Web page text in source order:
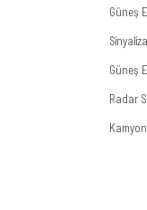
Güneş
Güneş
Radar